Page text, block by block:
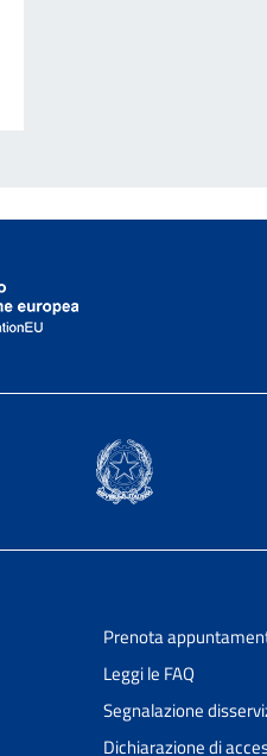
Prenota
Leggi le FAQ
Segnalazione
Dichiarazione di